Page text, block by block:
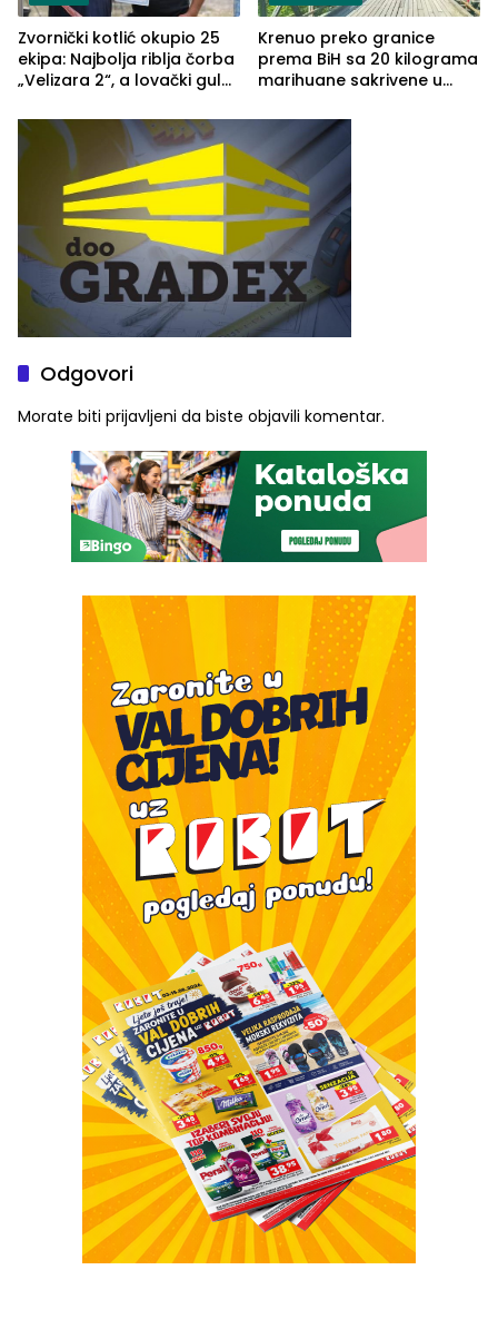
Zvornički kotlić okupio 25
ekipa: Najbolja riblja čorba
„Velizara 2“, a lovački gulaš
Krenuo preko granice
prema BiH sa 20 kilograma
marihuane sakrivene u
Odgovori
Morate biti prijavljeni da biste objavili komentar.